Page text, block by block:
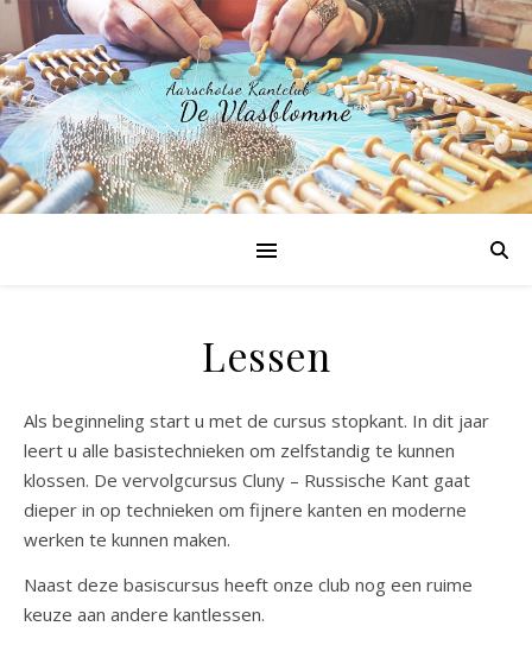
Lessen
Als beginneling start u met de cursus stopkant. In dit jaar
leert u alle basistechnieken om zelfstandig te kunnen
klossen. De vervolgcursus Cluny – Russische Kant gaat
dieper in op technieken om fijnere kanten en moderne
werken te kunnen maken.
Naast deze basiscursus heeft onze club nog een ruime
keuze aan andere kantlessen.